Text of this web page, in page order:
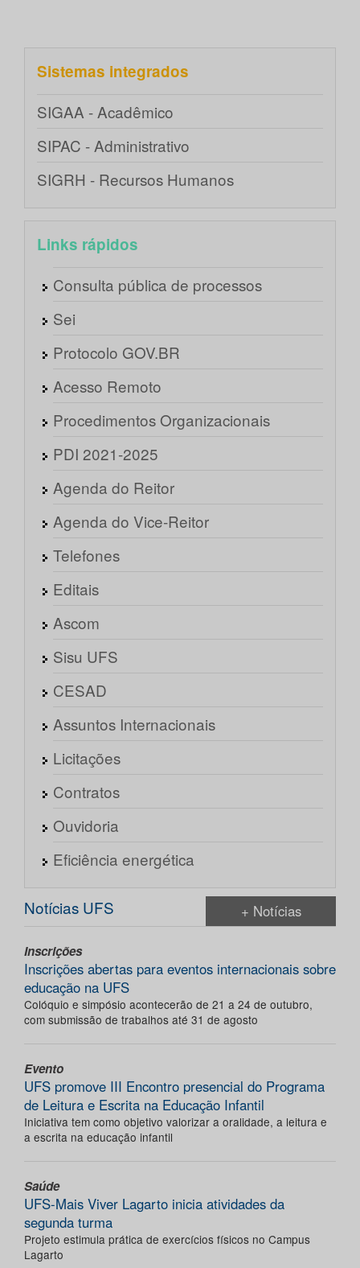
Sistemas integrados
SIGAA - Acadêmico
SIPAC - Administrativo
SIGRH - Recursos Humanos
Links rápidos
Consulta pública de processos
Sei
Protocolo GOV.BR
Acesso Remoto
Procedimentos Organizacionais
PDI 2021-2025
Agenda do Reitor
Agenda do Vice-Reitor
Telefones
Editais
Ascom
Sisu UFS
CESAD
Assuntos Internacionais
Licitações
Contratos
Ouvidoria
Eficiência energética
Notícias UFS + Notícias
Inscrições
Inscrições abertas para eventos internacionais sobre
educação na UFS
Colóquio e simpósio acontecerão de 21 a 24 de outubro,
com submissão de trabalhos até 31 de agosto
Evento
UFS promove III Encontro presencial do Programa
de Leitura e Escrita na Educação Infantil
Iniciativa tem como objetivo valorizar a oralidade, a leitura e
a escrita na educação infantil
Saúde
UFS-Mais Viver Lagarto inicia atividades da
segunda turma
Projeto estimula prática de exercícios físicos no Campus
Lagarto